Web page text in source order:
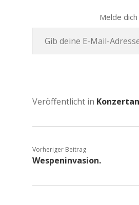
Melde
Veröffentlicht in
Vorheriger Beitrag
Wespeninvasion.